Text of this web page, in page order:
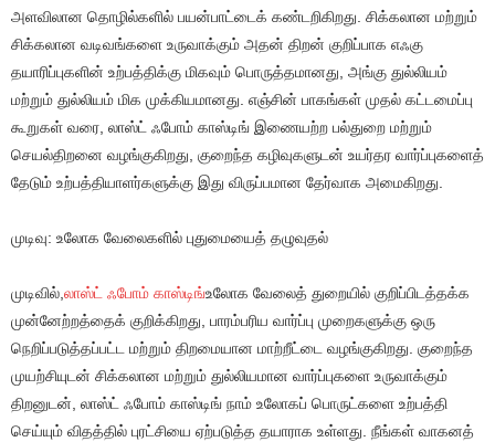
அளவிலான தொழில்களில் பயன்பாட்டைக் கண்டறிகிறது. சிக்கலான மற்றும்
சிக்கலான வடிவங்களை உருவாக்கும் அதன் திறன் குறிப்பாக எஃகு
தயாரிப்புகளின் உற்பத்திக்கு மிகவும் பொருத்தமானது, அங்கு துல்லியம்
மற்றும் துல்லியம் மிக முக்கியமானது. எஞ்சின் பாகங்கள் முதல் கட்டமைப்பு
கூறுகள் வரை, லாஸ்ட் ஃபோம் காஸ்டிங் இணையற்ற பல்துறை மற்றும்
செயல்திறனை வழங்குகிறது, குறைந்த கழிவுகளுடன் உயர்தர வார்ப்புகளைத்
தேடும் உற்பத்தியாளர்களுக்கு இது விருப்பமான தேர்வாக அமைகிறது.
முடிவு: உலோக வேலைகளில் புதுமையைத் தழுவுதல்
முடிவில்,லாஸ்ட் ஃபோம் காஸ்டிங்உலோக வேலைத் துறையில் குறிப்பிடத்தக்க
முன்னேற்றத்தைக் குறிக்கிறது, பாரம்பரிய வார்ப்பு முறைகளுக்கு ஒரு
நெறிப்படுத்தப்பட்ட மற்றும் திறமையான மாற்றீட்டை வழங்குகிறது. குறைந்த
முயற்சியுடன் சிக்கலான மற்றும் துல்லியமான வார்ப்புகளை உருவாக்கும்
திறனுடன், லாஸ்ட் ஃபோம் காஸ்டிங் நாம் உலோகப் பொருட்களை உற்பத்தி
செய்யும் விதத்தில் புரட்சியை ஏற்படுத்த தயாராக உள்ளது. நீங்கள் வாகனத்